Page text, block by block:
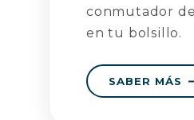
conmutador
en tu bolsillo.
SABER MÁS